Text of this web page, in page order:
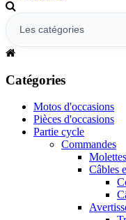
Catégories
Motos d'occasions
Pièces d'occasions
Partie cycle
Commandes
Câbles